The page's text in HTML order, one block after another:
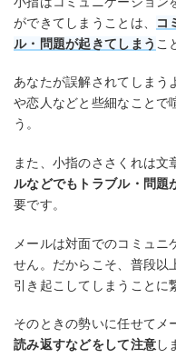
ができてしまうことは、
コ
ル・問題が起きてしまう こ
あなたが誤解されてしまう
や恋人などと些細なことで
う。
また、小指のささくれは文
ルなどでもトラブル・問題
要です。
メールは対面でのコミュニ
せん。だからこそ、普段以
引き起こしてしまうことに
そのときの勢いに任せてメ
読み返すなどをして注意し